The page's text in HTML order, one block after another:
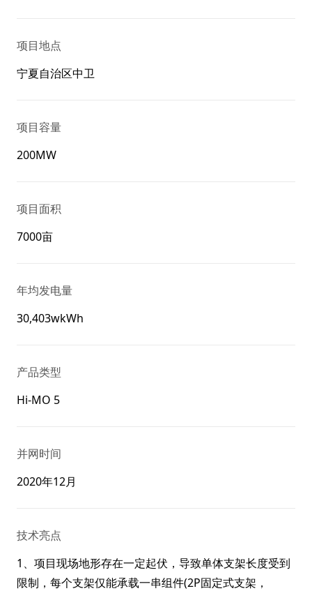
项目地点
宁夏自治区中卫
项目容量
200MW
项目面积
7000亩
年均发电量
30,403wkWh
产品类型
Hi-MO 5
并网时间
2020年12月
技术亮点
1、项目现场地形存在一定起伏，导致单体支架长度受到
限制，每个支架仅能承载一串组件(2P固定式支架，